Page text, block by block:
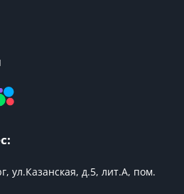
ул.Казанская, д.5, лит.А, пом.